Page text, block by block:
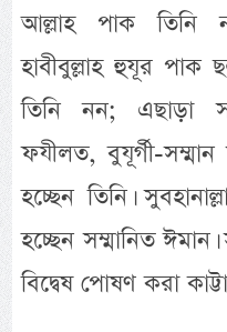
আল্লাহ পাক
হাবীবুল্লাহ হুযূর পাক
তিনি নন; এছাড়া
ফযীলত, বুযূর্গী-
হচ্ছেন তিনি।
হচ্ছেন সম্মানিত
বিদ্বেষ পোষণ করা